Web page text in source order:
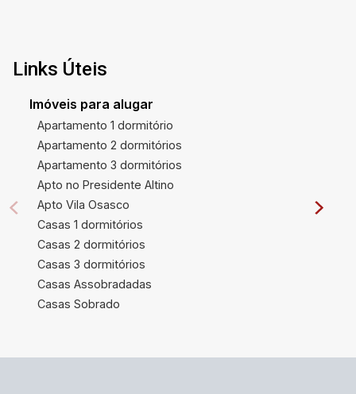
Links Úteis
Imóveis para alugar
Apartamento 1 dormitório
Apartamento 2 dormitórios
Apartamento 3 dormitórios
Apto no Presidente Altino
Apto Vila Osasco
Casas 1 dormitórios
Casas 2 dormitórios
Casas 3 dormitórios
Casas Assobradadas
Casas Sobrado